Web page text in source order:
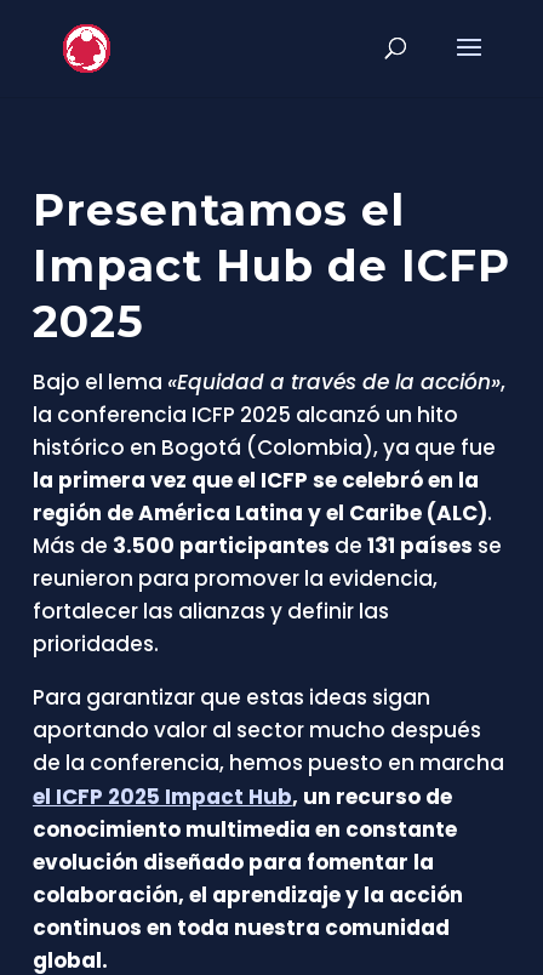
Presentamos el
Impact Hub de ICFP
2025
Bajo el lema «Equidad a través de la acción»,
la conferencia ICFP 2025 alcanzó un hito
histórico en Bogotá (Colombia), ya que fue
la primera vez que el ICFP se celebró en la
región de América Latina y el Caribe (ALC).
Más de 3.500 participantes de 131 países se
reunieron para promover la evidencia,
fortalecer las alianzas y definir las
prioridades.
Para garantizar que estas ideas sigan
aportando valor al sector mucho después
de la conferencia, hemos puesto en marcha
el ICFP 2025 Impact Hub, un recurso de
conocimiento multimedia en constante
evolución diseñado para fomentar la
colaboración, el aprendizaje y la acción
continuos en toda nuestra comunidad
global.